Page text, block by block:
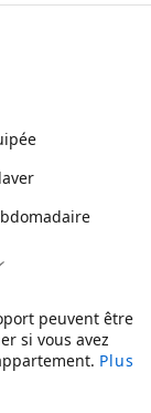
peuvent être
si vous avez
Plus